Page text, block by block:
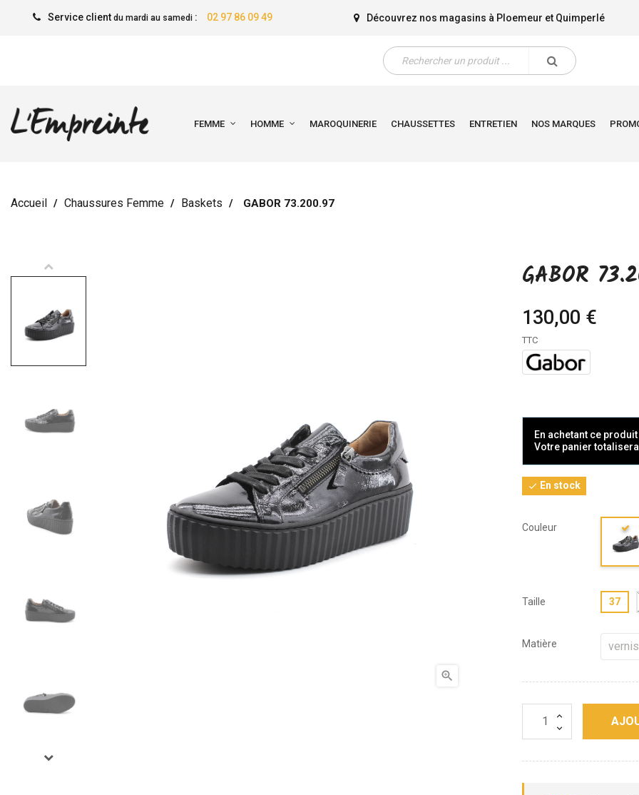
Service client du mardi au samedi: 02 97 86 09 49 Découvrez nos magasins à Ploemeur et Quimperlé
FEMME HOMME MAROQUINERIE CHAUSSETTES ENTRETIEN NOS MARQUES
Accueil Chaussures Femme Baskets GABOR 73.200.97

GABOR
130,00 €
TTC
En achetant ce
Votre panier
 En stock
Couleur
Taille 37
Matière